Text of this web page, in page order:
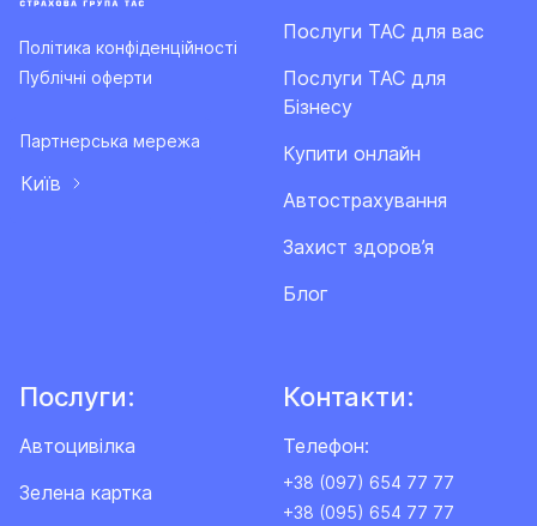
Політика конфіденційності
Публічні оферти
Партнерська мережа
Київ
Послуги ТАС для вас
Послуги ТАС для
Бізнесу
Купити онлайн
Автострахування
Захист здоров’я
Блог
Послуги:
Автоцивілка
Зелена картка
Контакти:
Телефон:
+38 (097) 654 77 77
+38 (095) 654 77 77